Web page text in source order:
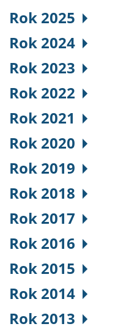
Rok 2025
Rok 2024
Rok 2023
Rok 2022
Rok 2021
Rok 2020
Rok 2019
Rok 2018
Rok 2017
Rok 2016
Rok 2015
Rok 2014
Rok 2013